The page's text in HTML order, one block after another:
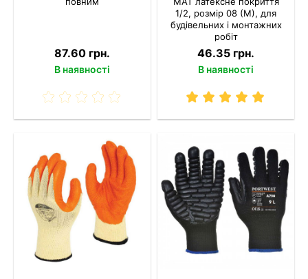
87.60 грн.
В наявності
1/2, розмір 08 (М), для
будівельних і монтажних
робіт
46.35 грн.
В наявності